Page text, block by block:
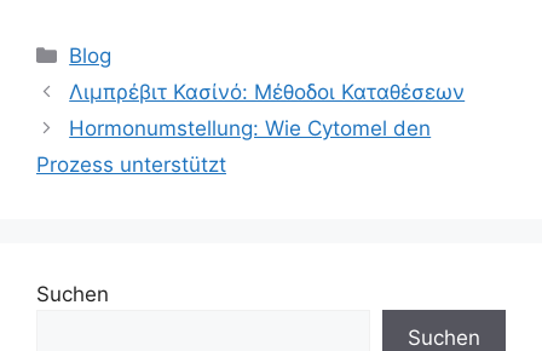
Blog
Λιμπρέβιτ Κασίνό: Μέθοδοι Καταθέσεων
Hormonumstellung: Wie Cytomel den
Prozess unterstützt
Suchen
Suchen